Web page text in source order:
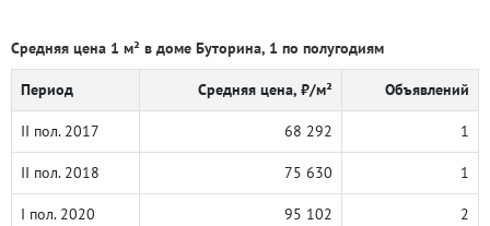
Средняя цена 1 м² в доме Буторина, 1 по полугодиям
Период Средняя цена, ₽/м² Объявлений
II пол. 2017 68 292 1
II пол. 2018 75 630 1
I пол. 2020 95 102 2